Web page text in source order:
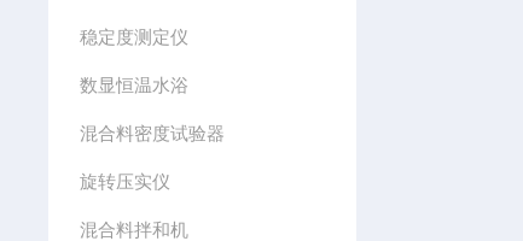
稳定度测定仪
数显恒温水浴
混合料密度试验器
旋转压实仪
混合料拌和机